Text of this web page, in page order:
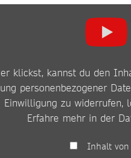
klickst, kannst du den
personenbezogener
Einwilligung zu widerrufen,
Erfahre mehr in der
Inhalt von